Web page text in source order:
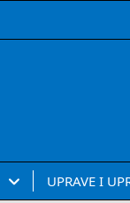
UPRAVE I